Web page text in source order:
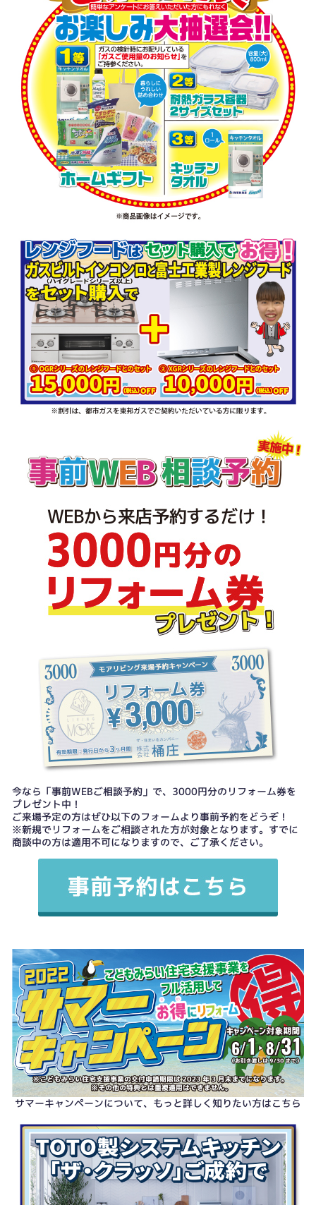
今なら「事前WEBご相談予約」で、3000円分のリフォーム券を
プレゼント中！
ご来場予定の方はぜひ以下のフォームより事前予約をどうぞ！
※新規でリフォームをご相談された方が対象となります。すでに
商談中の方は適用不可になりますので、ご了承ください。
サマーキャンペーンについて、もっと詳しく知りたい方はこちら